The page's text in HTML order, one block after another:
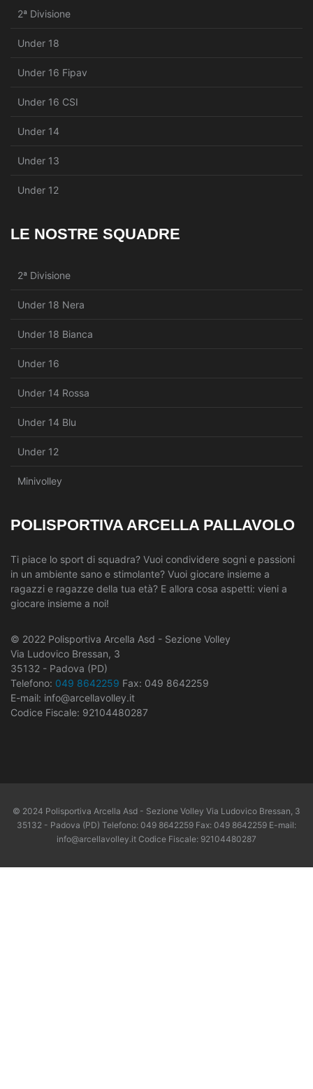
2ª Divisione
Under 18
Under 16 Fipav
Under 16 CSI
Under 14
Under 13
Under 12
LE NOSTRE SQUADRE
2ª Divisione
Under 18 Nera
Under 18 Bianca
Under 16
Under 14 Rossa
Under 14 Blu
Under 12
Minivolley
POLISPORTIVA ARCELLA PALLAVOLO
Ti piace lo sport di squadra? Vuoi condividere sogni e passioni
in un ambiente sano e stimolante? Vuoi giocare insieme a
ragazzi e ragazze della tua età? E allora cosa aspetti: vieni a
giocare insieme a noi!
© 2022 Polisportiva Arcella Asd - Sezione Volley
Via Ludovico Bressan, 3
35132 - Padova (PD)
Telefono: 049 8642259 Fax: 049 8642259
E-mail: info@arcellavolley.it
Codice Fiscale: 92104480287
© 2024 Polisportiva Arcella Asd - Sezione Volley Via Ludovico Bressan, 3
35132 - Padova (PD) Telefono: 049 8642259 Fax: 049 8642259 E-mail:
info@arcellavolley.it Codice Fiscale: 92104480287